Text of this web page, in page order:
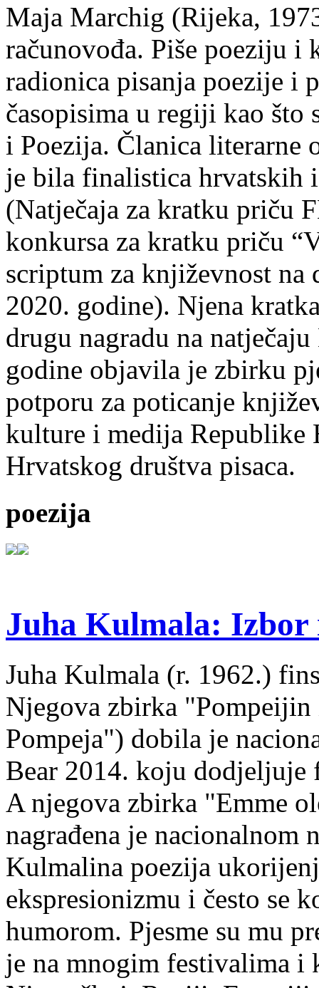
Maja Marchig (Rijeka,
računovođa. Piše poeziju i
radionica pisanja poezije i
časopisima u regiji kao što
i Poezija. Članica literarne
je bila finalistica hrvatskih
(Natječaja za kratku priču
konkursa za kratku priču
scriptum za književnost na
2020. godine). Njena
drugu nagradu na
godine objavila je zbirku
potporu za poticanje
kulture i medija Republike
Hrvatskog društva pisaca.
poezija
Juha Kulmala: Izbor
Juha Kulmala (r. 1962.)
Njegova zbirka
Pompeja") dobila je
Bear 2014. koju
A njegova zbirka "Emme
nagrađena je nacionalnom
Kulmalina poezija
ekspresionizmu i često se
humorom. Pjesme su mu
je na mnogim festivalima i